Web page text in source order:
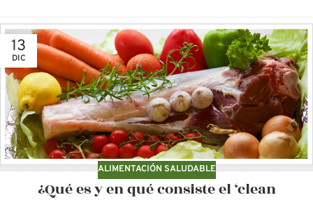
13
DIC
ALIMENTACIÓN SALUDABLE
¿Qué es y en qué consiste el ‘clean